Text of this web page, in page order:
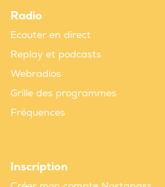
Radio
Ecouter en direct
Replay et podcasts
Webradios
Grille des programmes
Fréquences
Inscription